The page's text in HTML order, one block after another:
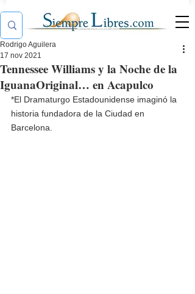
Tennessee Williams y la Noche de la
IguanaOriginal… en Acapulco
Rodrigo Aguilera
17 nov 2021
*El Dramaturgo Estadounidense imaginó la
historia fundadora de la Ciudad en
Barcelona.